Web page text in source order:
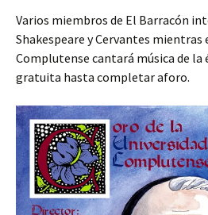
Varios miembros de El Barracón
Shakespeare y Cervantes mientras
Complutense cantará música de la
gratuita hasta completar aforo.